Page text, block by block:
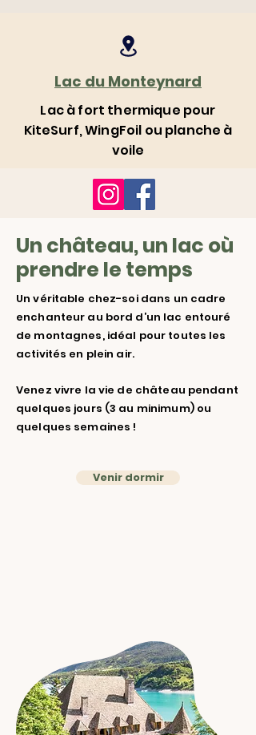
Lac du Monteynard
Lac à fort thermique pour
KiteSurf, WingFoil ou planche à
voile
Un château, un lac où
prendre le temps
Un véritable chez-soi dans un cadre
enchanteur au bord d’un lac entouré
de montagnes, idéal pour toutes les
activités en plein air.
Venez vivre la vie de château pendant
quelques jours (3 au minimum) ou
quelques semaines !
Venir dormir